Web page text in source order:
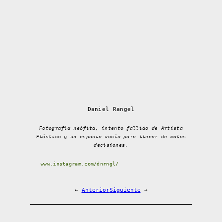
Daniel Rangel
Fotografía neófita, intento fallido de Artista
Plástico y un espacio vacío para llenar de malas
decisiones.
www.instagram.com/dnrngl/
← AnteriorSiguiente →